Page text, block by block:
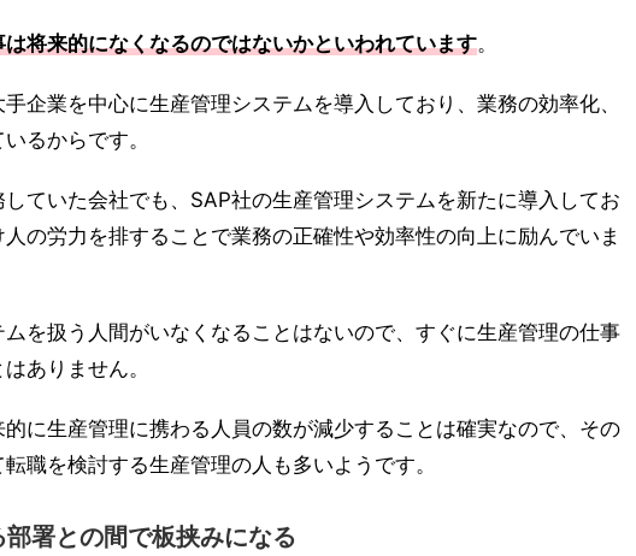
将来的になくなるのではないかといわれています。
企業を中心に生産管理システムを導入しており、業務の効率化、
るからです。
ていた会社でも、SAP社の生産管理システムを新たに導入してお
人の労力を排することで業務の正確性や効率性の向上に励んでいま
ムを扱う人間がいなくなることはないので、すぐに生産管理の仕事
ありません。
に生産管理に携わる人員の数が減少することは確実なので、その
職を検討する生産管理の人も多いようです。
署との間で板挟みになる